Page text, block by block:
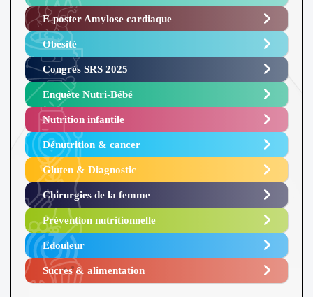
E-poster Amylose cardiaque ​
Obésité ​
Congrès SRS 2025 ​
Enquête Nutri-Bébé ​
Nutrition infantile
Dénutrition & cancer
Gluten & Diagnostic
Chirurgies de la femme
Prévention nutritionnelle
Edouleur​
Sucres & alimentation​